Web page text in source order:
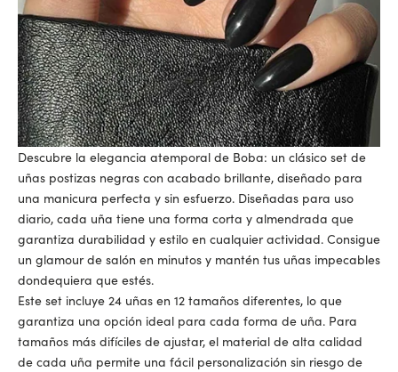
Descubre la elegancia atemporal de Boba: un clásico set de
uñas postizas negras con acabado brillante, diseñado para
una manicura perfecta y sin esfuerzo. Diseñadas para uso
diario, cada uña tiene una forma corta y almendrada que
garantiza durabilidad y estilo en cualquier actividad. Consigue
un glamour de salón en minutos y mantén tus uñas impecables
dondequiera que estés.
Este set incluye 24 uñas en 12 tamaños diferentes, lo que
garantiza una opción ideal para cada forma de uña. Para
tamaños más difíciles de ajustar, el material de alta calidad
de cada uña permite una fácil personalización sin riesgo de